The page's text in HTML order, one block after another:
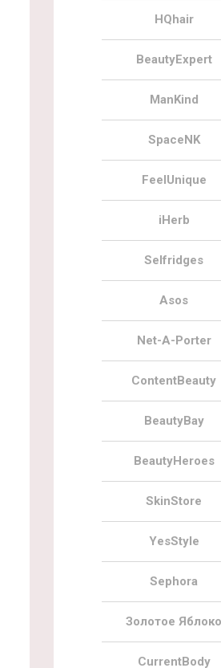
HQhair
BeautyExpert
ManKind
SpaceNK
FeelUnique
iHerb
Selfridges
Asos
Net-A-Porter
ContentBeauty
BeautyBay
BeautyHeroes
SkinStore
YesStyle
Sephora
Золотое Яблоко
CurrentBody